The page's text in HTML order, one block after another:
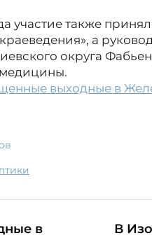
участие также
а
округа
выходные в
в
В